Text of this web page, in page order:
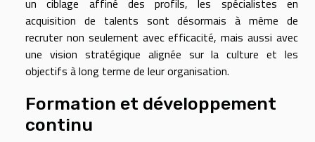
acquisition de talents sont désormais à même de
recruter non seulement avec efficacité, mais aussi avec
une vision stratégique alignée sur la culture et les
objectifs à long terme de leur organisation.
Formation et développement
continu